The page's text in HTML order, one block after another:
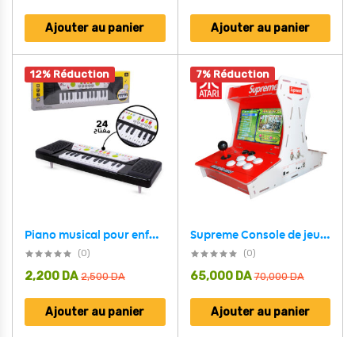
Ajouter au panier Ajouter au panier
12% Réduction
Piano musical pour enfants avec lumières spéciales – بيانو أطفال
(0)
2,500DA
2,200 DA
Ajouter au panier
7% Réduction
Supreme Console de jeux d’arcade 3D 2 Joueurs – جهاز ألعاب أطاري
(0)
70,000DA
65,000 DA
Ajouter au panier